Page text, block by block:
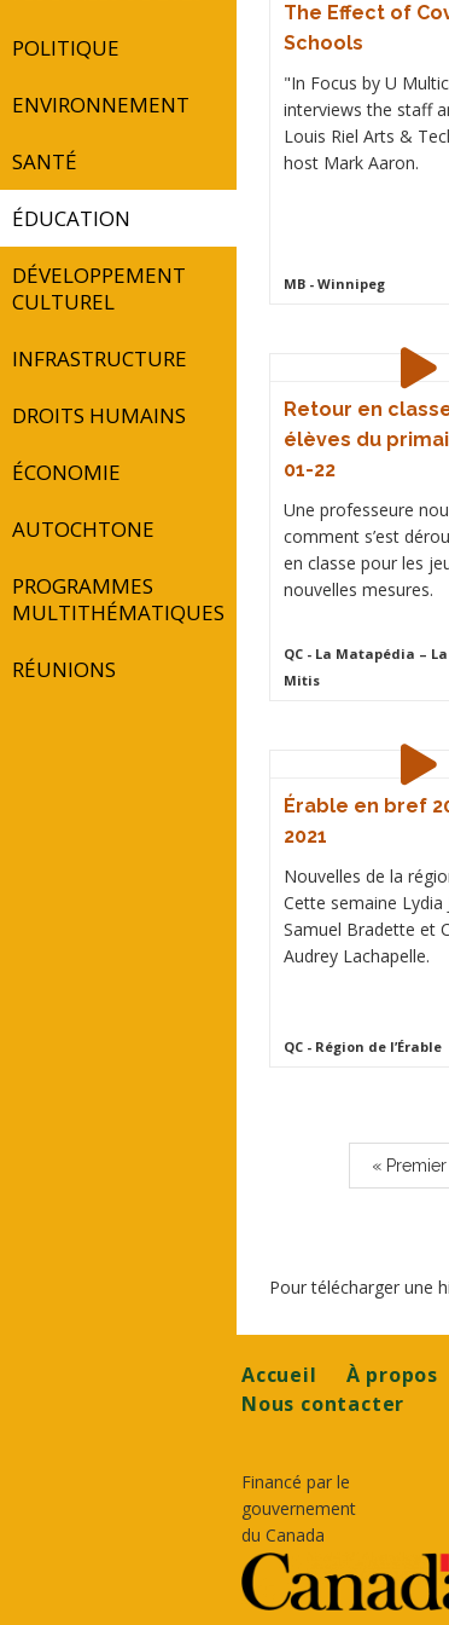
POLITIQUE
ENVIRONNEMENT
SANTÉ
ÉDUCATION
DÉVELOPPEMENT
CULTUREL
INFRASTRUCTURE
DROITS HUMAINS
ÉCONOMIE
AUTOCHTONE
PROGRAMMES
MULTITHÉMATIQUES
RÉUNIONS
The Effect of
Schools
"In Focus by U
interviews the staff
Louis Riel Arts &
host Mark Aaron.
MB- Winnipeg
Retour en
élèves du
01-22
Une professeure
comment s’est
en classe pour les
nouvelles mesures.
QC- La Matapédia – La
Mitis
Érable en bref
2021
Nouvelles de la
Cette semaine Lydia
Samuel Bradette et
Audrey Lachapelle.
QC- Région de l’Érable
Première
page
« Premier
Pour télécharger une
Footer
Accueil À propos
Nous contacter
Financé par le
gouvernement
du Canada